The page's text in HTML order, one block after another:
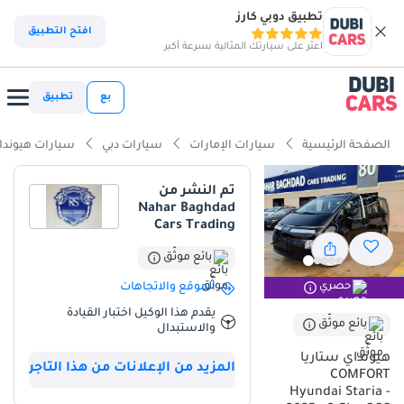
تطبيق دوبي كارز
اعثر على سيارتك المثالية بسرعة أكبر
افتح التطبيق
بع تطبيق
الصفحة الرئيسية سيارات الإمارات سيارات دبي سيارات
حصري
بائع موثّق
هيونداي ستاريا
COMFORT
Hyundai Staria -
تم النشر من
Nahar Baghdad
Cars Trading
بائع موثّق
الموقع والاتجاهات
يقدم هذا الوكيل اختبار القيادة
والاستبدال
المزيد من الإعلانات من هذا التاجر
ذكاء دوبي كارز
ذكاء دوبيكارز
سعة 7+ مقاعد مع كراسي كابتن
تصنيف 5 نجوم من NCAP للسلامة
أكبر مساحة للحقائب في هذه الفئة
ملخص
تعد Hyundai Staria 2025 خياراً استثنائياً للعائلات الكبيرة والشركات في
منطقة الخليج التي تبحث عن مزيج بين التصميم المستقبلي والعملية
المطلقة. بفضل محركها المكون من 6 أسطوانات بسعة 3.5 L، توفر هذه
الحافلة القوة اللازمة للرحلات الطويلة بين المدن مع ضمان هدوء